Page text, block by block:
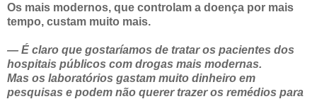
Os mais modernos, que controlam a doença por mais
tempo, custam muito mais.
— É claro que gostaríamos de tratar os pacientes dos
hospitais públicos com drogas mais modernas.
Mas os laboratórios gastam muito dinheiro em
pesquisas e podem não querer trazer os remédios para